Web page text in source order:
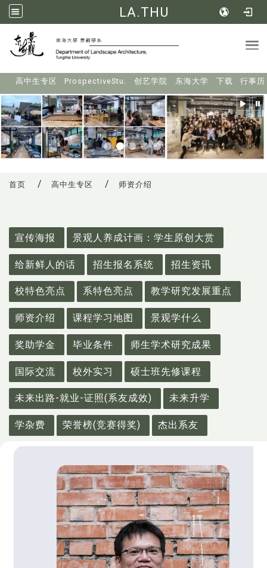
LA.THU
高中生专区 ProspectiveStu. 创艺学院 东海大学 下载 行事历
首页 高中生专区 师资介绍
宣传海报
景观人养成计画：学生原创大赏
给新鲜人的话 招生报名系统 招生资讯
校特色亮点 系特色亮点 教学研究发展重点
师资介绍 课程学习地图 景观学什么
奖助学金 毕业条件 师生学术研究成果
国际交流 校外实习 硕士班先修课程
未来出路-就业-证照(系友成效) 未来升学
学杂费 荣誉榜(竞赛得奖) 杰出系友